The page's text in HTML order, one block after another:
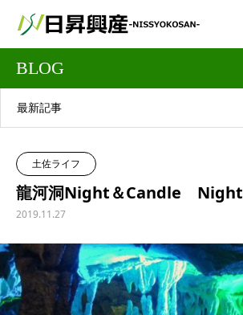
BLOG
最新記事
土佐ライフ
龍河洞Night＆Candle Night
2019.11.27